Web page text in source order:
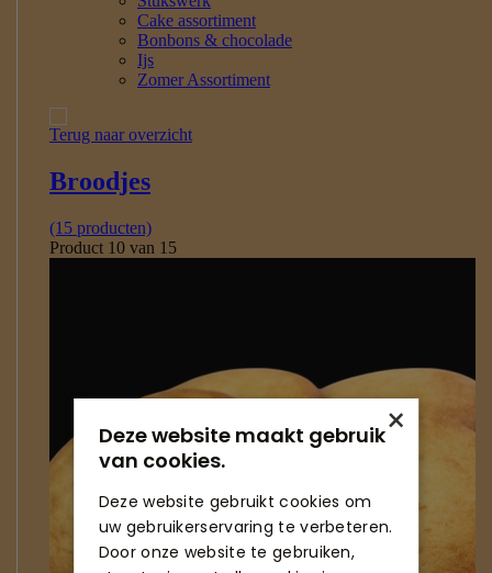
×
Deze website maakt gebruik
van cookies.
Deze website gebruikt cookies om
uw gebruikerservaring te verbeteren.
Door onze website te gebruiken,